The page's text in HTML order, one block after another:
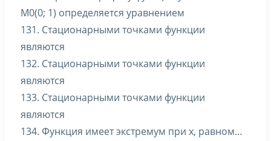
M0(0; 1) определяется уравнением
131. Стационарными точками функции
являются
132. Стационарными точками функции
являются
133. Стационарными точками функции
являются
134. Функция имеет экстремум при x, равном…